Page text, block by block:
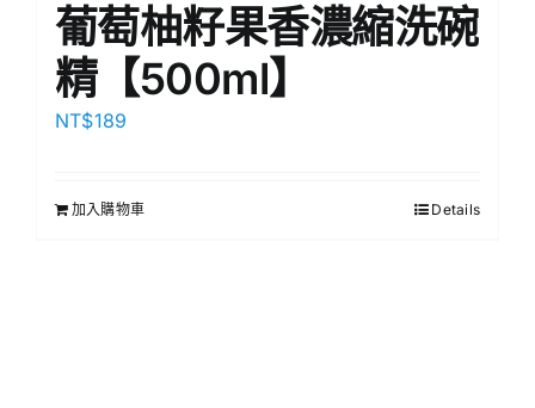
葡萄柚籽果香濃縮洗碗
精【500ml】
NT$189
加入購物車 Details